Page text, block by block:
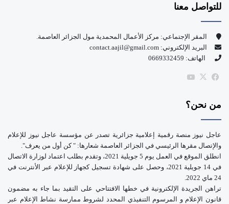
و
ك
للتواصل معنا
المقر الإجتماعي: مركز الأعمال المحمدية مول الجزائر العاصمة.
البريد الإلكتروني: contact.aajil@gmail.com
الهاتف: 0669332459
فيسبوك
‫X
من نحن؟
عاجل نيوز منصة رقمية إعلامية جزائرية تصدر عن مؤسسة عاجل نيوز للإعلام
والإتصال مقرها الرئيسي في الجزائر العاصمة شعارها: " كن أول من يعرف".
انطلق الموقع في العمل يوم 5 جويلية 2021، وتقدم بطلب اعتماد لوزارة الاتصال
في 14 جويلية 2021، وحصل على شهادة تسجيل كجهاز للإعلام عبر الأنترنت في
24 ماي 2022.
تراهن الجريدة الإلكترونية في خطها الافتتاحي على التقيد بما جاء به مضمون
قانون الإعلام و المرسوم التنفيذي المحدد لشروط ممارسة نشاط الإعلام عبر